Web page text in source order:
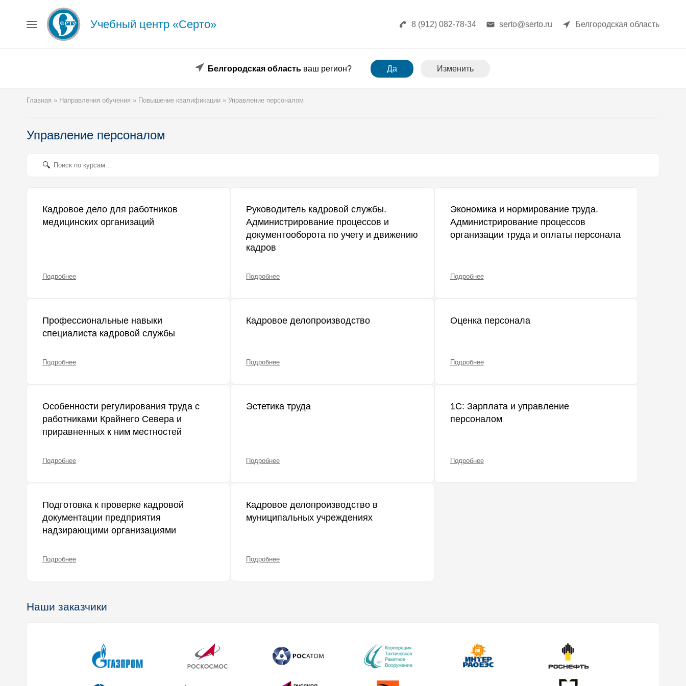
Учебный центр «Серто» 8 (912) 082-78-34 serto@serto.ru Белгородская область
Белгородская областьваш регион? Да Изменить
Главная » Направления обучения » Повышение квалификации » Управление персоналом
Управление персоналом
Кадровое дело для работников
медицинских организаций
Подробнее
Руководитель кадровой службы.
Администрирование процессов и
документооборота по учету и движению
кадров
Подробнее
Экономика и нормирование труда.
Администрирование процессов
организации труда и оплаты персонала
Подробнее
Профессиональные навыки
специалиста кадровой службы
Подробнее
Кадровое делопроизводство
Подробнее
Оценка персонала
Подробнее
Особенности регулирования труда с
работниками Крайнего Севера и
приравненных к ним местностей
Подробнее
Эстетика труда
Подробнее
1С: Зарплата и управление
персоналом
Подробнее
Подготовка к проверке кадровой
документации предприятия
надзирающими организациями
Подробнее
Кадровое делопроизводство в
муниципальных учреждениях
Подробнее
Наши заказчики
Главная
Сведения об образовательной организации
Образец диплома
Аттестация поверителей
Новости